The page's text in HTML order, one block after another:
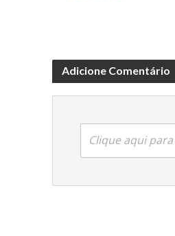
Adicione Comentário
Clique aqui